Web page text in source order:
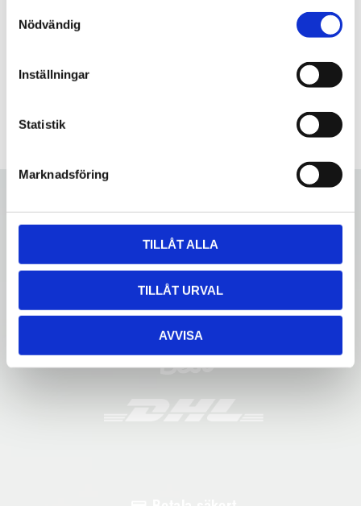
Nödvändig
Inställningar
Statistik
Marknadsföring
TILLÅT ALLA
TILLÅT URVAL
AVVISA